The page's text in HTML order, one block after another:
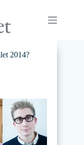
2014?